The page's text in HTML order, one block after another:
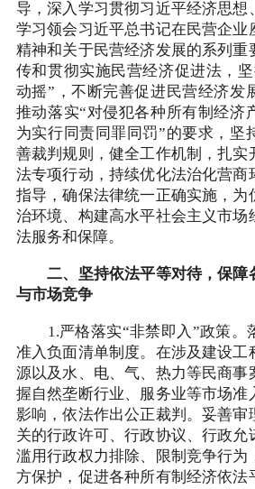
导，深入学习贯彻习近平经济思想
学习领会习近平总书记在民营企业
精神和关于民营经济发展的系列重
传和贯彻实施民营经济促进法，
动摇”，不断完善促进民营经济发
推动落实“对侵犯各种所有制经济
为实行同责同罪同罚”的要求，坚
善裁判规则，健全工作机制，扎实
法专项行动，持续优化法治化营商
指导，确保法律统一正确实施，为
治环境、构建高水平社会主义市场
法服务和保障。
二、坚持依法平等对待，保障
与市场竞争
1.严格落实“非禁即入”政策。
准入负面清单制度。在涉及建设工
源以及水、电、气、热力等民商事
握自然垄断行业、服务业等市场准
影响，依法作出公正裁判。妥善审
关的行政许可、行政协议、行政允
滥用行政权力排除、限制竞争行为
方保护，促进各种所有制经济依法